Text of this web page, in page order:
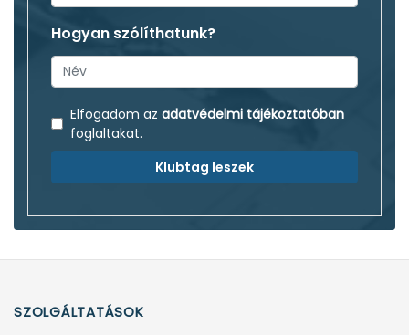
Hogyan szólíthatunk?
Elfogadom az adatvédelmi tájékoztatóban
foglaltakat.
Klubtag leszek
SZOLGÁLTATÁSOK